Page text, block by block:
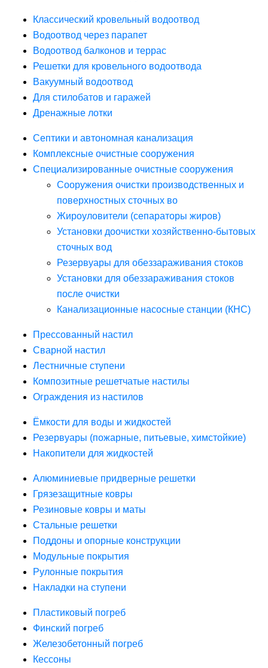
Классический кровельный водоотвод
Водоотвод через парапет
Водоотвод балконов и террас
Решетки для кровельного водоотвода
Вакуумный водоотвод
Для стилобатов и гаражей
Дренажные лотки
Септики и автономная канализация
Комплексные очистные сооружения
Специализированные очистные сооружения
Сооружения очистки производственных и
поверхностных сточных во
Жироуловители (сепараторы жиров)
Установки доочистки хозяйственно-бытовых
сточных вод
Резервуары для обеззараживания стоков
Установки для обеззараживания стоков
после очистки
Канализационные насосные станции (КНС)
Прессованный настил
Сварной настил
Лестничные ступени
Композитные решетчатые настилы
Ограждения из настилов
Ёмкости для воды и жидкостей
Резервуары (пожарные, питьевые, химстойкие)
Накопители для жидкостей
Алюминиевые придверные решетки
Грязезащитные ковры
Резиновые ковры и маты
Стальные решетки
Поддоны и опорные конструкции
Модульные покрытия
Рулонные покрытия
Накладки на ступени
Пластиковый погреб
Финский погреб
Железобетонный погреб
Кессоны